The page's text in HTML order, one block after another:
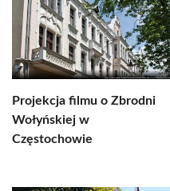
Projekcja filmu o Zbrodni
Wołyńskiej w
Częstochowie